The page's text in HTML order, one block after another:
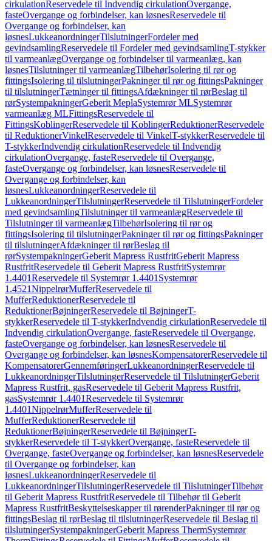
cirkulationReservedele til Indvendig cirkulationOvergange,
fasteOvergange og forbindelser, kan løsnesReservedele til
Overgange og forbindelser, kan
løsnesLukkeanordningerTilslutningerFordeler med
gevindsamlingReservedele til Fordeler med gevindsamlingT-stykker
til varmeanlægOvergange og forbindelser til varmeanlæg, kan
løsnesTilslutninger til varmeanlægTilbehørIsolering til rør og
fittingsIsolering til tilslutningerPakninger til rør og fittingsPakninger
til tilslutningerTætninger til fittingsAfdækninger til rørBeslag til
rørSystempakningerGeberit MeplaSystemrør MLSystemrør
varmeanlæg MLFittingsReservedele til
FittingsKoblingerReservedele til KoblingerReduktionerReservedele
til ReduktionerVinkelReservedele til VinkelT-stykkerReservedele til
T-stykkerIndvendig cirkulationReservedele til Indvendig
cirkulationOvergange, fasteReservedele til Overgange,
fasteOvergange og forbindelser, kan løsnesReservedele til
Overgange og forbindelser, kan
løsnesLukkeanordningerReservedele til
LukkeanordningerTilslutningerReservedele til TilslutningerFordeler
med gevindsamlingTilslutninger til varmeanlægReservedele til
Tilslutninger til varmeanlægTilbehørIsolering til rør og
fittingsIsolering til tilslutningerPakninger til rør og fittingsPakninger
til tilslutningerAfdækninger til rørBeslag til
rørSystempakningerGeberit Mapress RustfritGeberit Mapress
RustfritReservedele til Geberit Mapress RustfritSystemrør
1.4401Reservedele til Systemrør 1.4401 Systemrør
1.4521NippelrørMufferReservedele til
MufferReduktionerReservedele til
ReduktionerBøjningerReservedele til BøjningerT-
stykkerReservedele til T-stykkerIndvendig cirkulationReservedele til
Indvendig cirkulationOvergange, fasteReservedele til Overgange,
fasteOvergange og forbindelser, kan løsnesReservedele til
Overgange og forbindelser, kan løsnesKompensatorerReservedele til
KompensatorerGennemføringerLukkeanordningerReservedele til
LukkeanordningerTilslutningerReservedele til TilslutningerGeberit
Mapress Rustfrit, gasReservedele til Geberit Mapress Rustfrit,
gasSystemrør 1.4401Reservedele til Systemrør
1.4401NippelrørMufferReservedele til
MufferReduktionerReservedele til
ReduktionerBøjningerReservedele til BøjningerT-
stykkerReservedele til T-stykkerOvergange, fasteReservedele til
Overgange, fasteOvergange og forbindelser, kan løsnesReservedele
til Overgange og forbindelser, kan
løsnesLukkeanordningerReservedele til
LukkeanordningerTilslutningerReservedele til TilslutningerTilbehør
til Geberit Mapress RustfritReservedele til Tilbehør til Geberit
Mapress RustfritBeskyttelseskapper til rørenderPakninger til rør og
fittingsBeslag til rørBeslag til tilslutningerReservedele til Beslag til
tilslutningerSystempakningerGeberit Mapress ThermSystemrør